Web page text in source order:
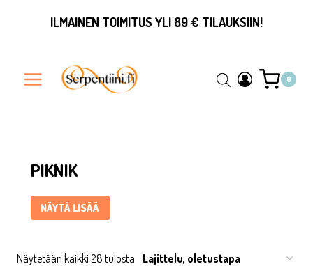
ILMAINEN TOIMITUS YLI 89 € TILAUKSIIN!
0
Piknik ... Content continues. Activate the Näytä lisää
PIKNIK
NÄYTÄ LISÄÄ
Näytetään kaikki 28 tulosta